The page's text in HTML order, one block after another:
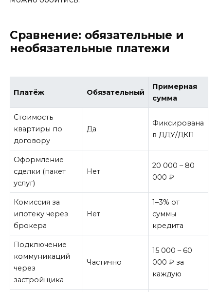
Сравнение: обязательные и
необязательные платежи
Платёж Обязательный
Примерная
сумма
Стоимость
квартиры по
договору
Да
Фиксирована
в ДДУ/ДКП
Оформление
сделки (пакет
услуг)
Нет
20 000 – 80
000 ₽
Комиссия за
ипотеку через
брокера
Нет
1–3% от
суммы
кредита
Подключение
коммуникаций
через
застройщика
Частично
15 000 – 60
000 ₽ за
каждую